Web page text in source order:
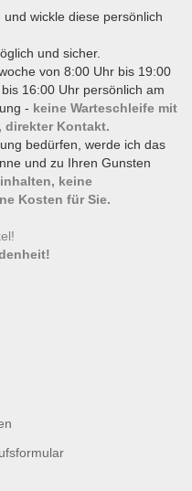
wickle diese persönlich
und sicher.
von 8:00 Uhr bis 19:00
16:00 Uhr persönlich am
- keine Warteschleife mit
direkter Kontakt.
bedürfen, werde ich das
und zu Ihren Gunsten
keine
Kosten für Sie.